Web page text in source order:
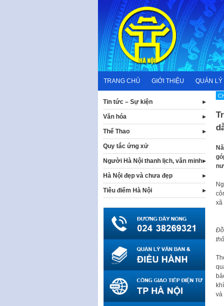
content
TRANG CHỦ GIỚI THIỆU QUẢN
xã
và
Tin tức – Sự kiện
Văn hóa
Thể Thao
Quy tắc ứng xử
Người Hà Nội thanh lịch, văn minh
Hà Nội đẹp và chưa đẹp
Tiêu điểm Hà Nội